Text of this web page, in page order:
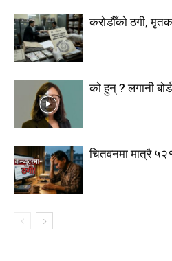
करोडौँको ठगी,
को हुन् ? लगानी
चितवनमा मात्रै